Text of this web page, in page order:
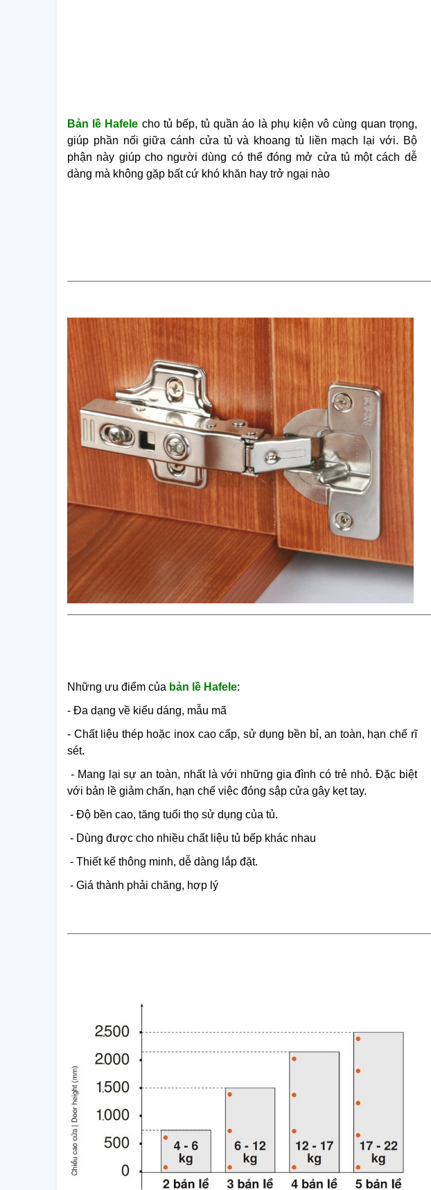
Bản lề Hafele cho tủ bếp, tủ quần áo là phụ kiện vô cùng quan trọng,
giúp phần nối giữa cánh cửa tủ và khoang tủ liền mạch lại với. Bộ
phận này giúp cho người dùng có thể đóng mở cửa tủ một cách dễ
dàng mà không gặp bất cứ khó khăn hay trở ngại nào
Những ưu điểm của bản lề Hafele:
- Đa dạng về kiểu dáng, mẫu mã
- Chất liệu thép hoặc inox cao cấp, sử dụng bền bỉ, an toàn, hạn chế rĩ
sét.
- Mang lại sự an toàn, nhất là với những gia đình có trẻ nhỏ. Đặc biệt
với bản lề giảm chấn, hạn chế việc đóng sập cửa gây kẹt tay.
- Độ bền cao, tăng tuổi thọ sử dụng của tủ.
- Dùng được cho nhiều chất liệu tủ bếp khác nhau
- Thiết kế thông minh, dễ dàng lắp đặt.
- Giá thành phải chăng, hợp lý